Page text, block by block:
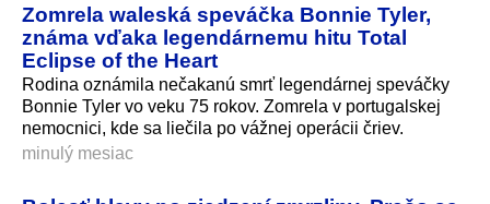
Zomrela waleská speváčka Bonnie Tyler,
známa vďaka legendárnemu hitu Total
Eclipse of the Heart
Rodina oznámila nečakanú smrť legendárnej speváčky
Bonnie Tyler vo veku 75 rokov. Zomrela v portugalskej
nemocnici, kde sa liečila po vážnej operácii čriev.
minulý mesiac